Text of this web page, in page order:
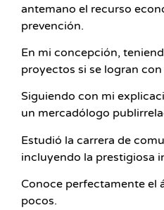
antemano el recurso
prevención.
En mi concepción,
proyectos si se logran
Siguiendo con mi
un mercadólogo
Estudió la carrera de
incluyendo la prestigiosa
Conoce perfectamente el
pocos.